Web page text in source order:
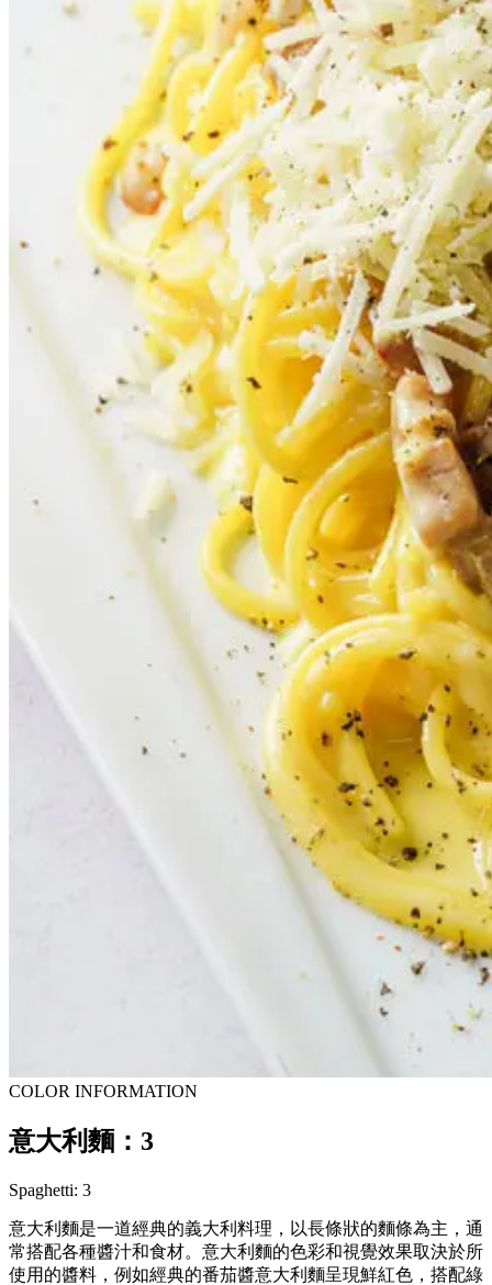
COLOR INFORMATION
意大利麵：3
Spaghetti: 3
意大利麵是一道經典的義大利料理，以長條狀的麵條為主，通
常搭配各種醬汁和食材。意大利麵的色彩和視覺效果取決於所
使用的醬料，例如經典的番茄醬意大利麵呈現鮮紅色，搭配綠